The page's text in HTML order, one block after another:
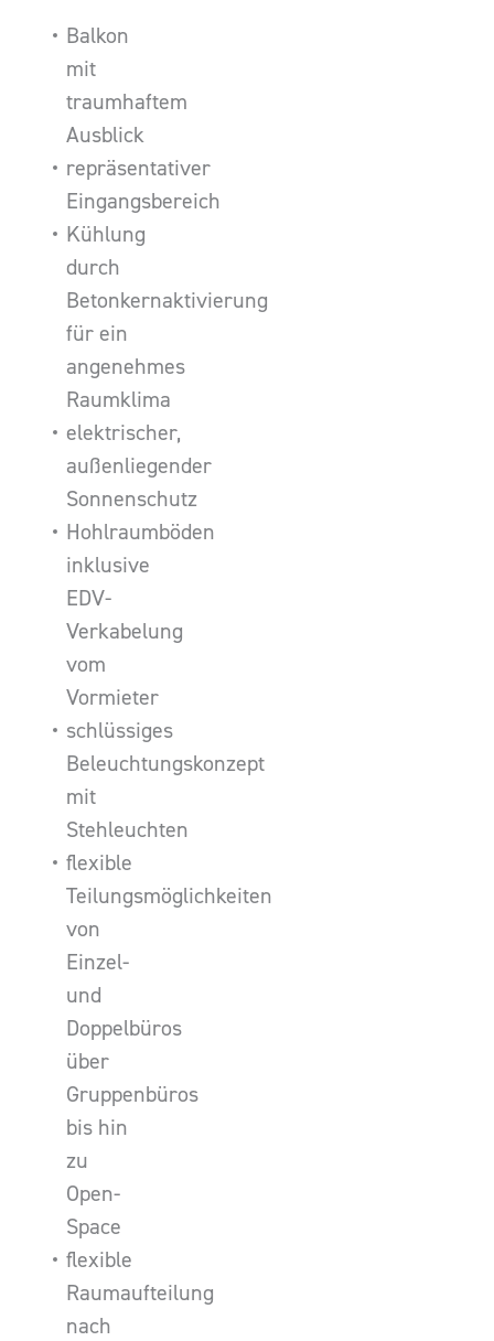
Balkon
mit
traumhaftem
Ausblick
repräsentativer
Eingangsbereich
Kühlung
durch
Betonkernaktivierung
für ein
angenehmes
Raumklima
elektrischer,
außenliegender
Sonnenschutz
Hohlraumböden
inklusive
EDV-
Verkabelung
vom
Vormieter
schlüssiges
Beleuchtungskonzept
mit
Stehleuchten
flexible
Teilungsmöglichkeiten
von
Einzel-
und
Doppelbüros
über
Gruppenbüros
bis hin
zu
Open-
Space
flexible
Raumaufteilung
nach